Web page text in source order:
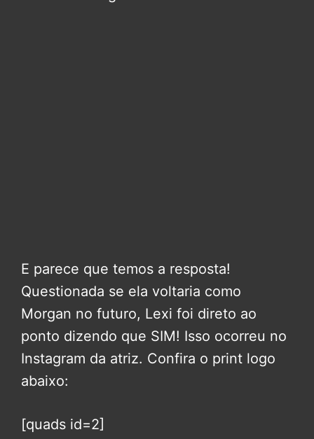
E parece que temos a resposta!
Questionada se ela voltaria como
Morgan no futuro, Lexi foi direto ao
ponto dizendo que SIM! Isso ocorreu no
Instagram da atriz. Confira o print logo
abaixo:
[quads id=2]